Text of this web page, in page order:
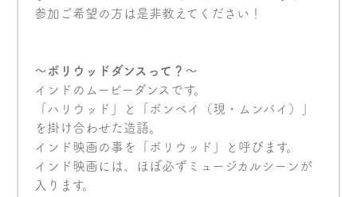
参加ご希望の方は是非教えてください！
〜ボリウッドダンスって？〜
インドのムービーダンスです。
「ハリウッド」と「ボンベイ（現・ムンバイ）」
を掛け合わせた造語。
インド映画の事を「ボリウッド」と呼びます。
インド映画には、ほぼ必ずミュージカルシーンが
入ります。